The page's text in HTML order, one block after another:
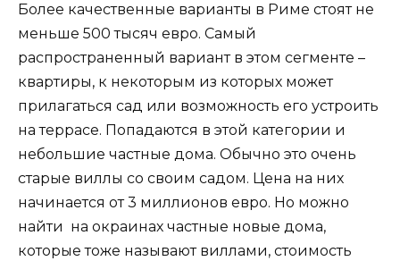
Более качественные варианты в Риме стоят не
меньше 500 тысяч евро. Самый
распространенный вариант в этом сегменте –
квартиры, к некоторым из которых может
прилагаться сад или возможность его устроить
на террасе. Попадаются в этой категории и
небольшие частные дома. Обычно это очень
старые виллы со своим садом. Цена на них
начинается от 3 миллионов евро. Но можно
найти на окраинах частные новые дома,
которые тоже называют виллами, стоимость